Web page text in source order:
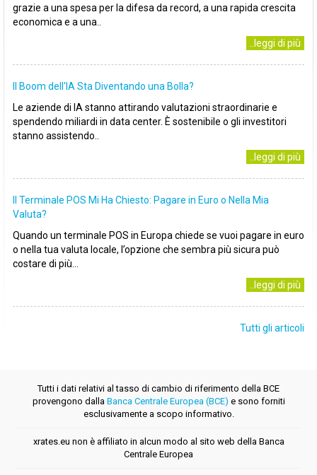
grazie a una spesa per la difesa da record, a una rapida crescita
economica e a una..
..leggi di più
Il Boom dell'IA Sta Diventando una Bolla?
Le aziende di IA stanno attirando valutazioni straordinarie e
spendendo miliardi in data center. È sostenibile o gli investitori
stanno assistendo..
..leggi di più
Il Terminale POS Mi Ha Chiesto: Pagare in Euro o Nella Mia
Valuta?
Quando un terminale POS in Europa chiede se vuoi pagare in euro
o nella tua valuta locale, l’opzione che sembra più sicura può
costare di più...
..leggi di più
Tutti gli articoli
Tutti i dati relativi al tasso di cambio di riferimento della BCE
provengono dalla Banca Centrale Europea (BCE) e sono forniti
esclusivamente a scopo informativo.
xrates.eu non è affiliato in alcun modo al sito web della Banca
Centrale Europea